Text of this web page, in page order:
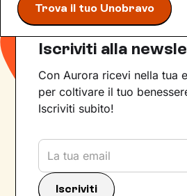
Trova il tuo Unobravo
Iscriviti alla
Con Aurora ricevi nella tua
per coltivare il tuo
Iscriviti subito!